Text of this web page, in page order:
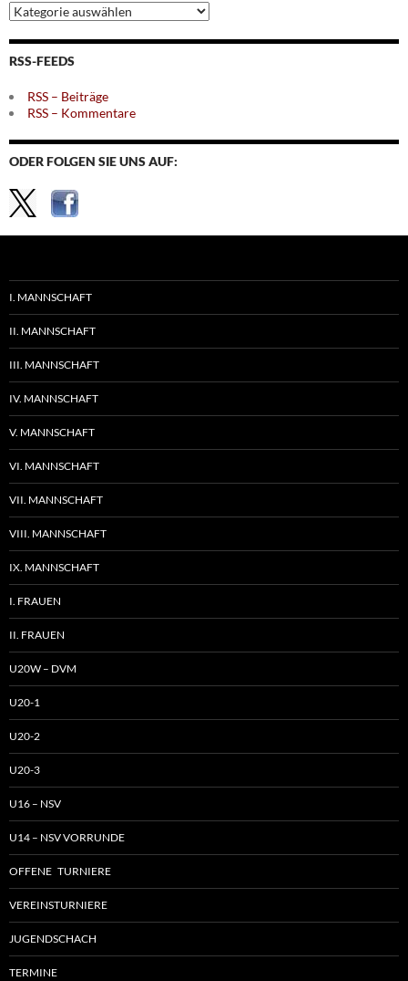
Archiv
nach
Themen
RSS-FEEDS
RSS – Beiträge
RSS – Kommentare
ODER FOLGEN SIE UNS AUF:
I. MANNSCHAFT
II. MANNSCHAFT
III. MANNSCHAFT
IV. MANNSCHAFT
V. MANNSCHAFT
VI. MANNSCHAFT
VII. MANNSCHAFT
VIII. MANNSCHAFT
IX. MANNSCHAFT
I. FRAUEN
II. FRAUEN
U20W – DVM
U20-1
U20-2
U20-3
U16 – NSV
U14 – NSV VORRUNDE
OFFENE TURNIERE
VEREINSTURNIERE
JUGENDSCHACH
TERMINE